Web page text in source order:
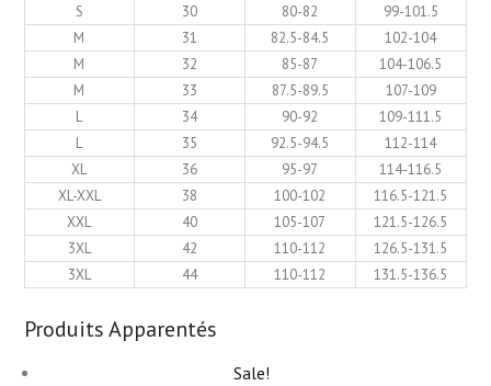
S
30 80-82
99-101.5
M
31 82.5-84.5
102-104
M
32 85-87
104-106.5
M
33 87.5-89.5
107-109
L
34 90-92
109-111.5
L
35 92.5-94.5
112-114
XL
36 95-97
114-116.5
XL-XXL
38 100-102
116.5-121.5
XXL
40 105-107
121.5-126.5
3XL
42 110-112
126.5-131.5
3XL
44 110-112 131.5-136.5
Produits Apparentés
Sale!